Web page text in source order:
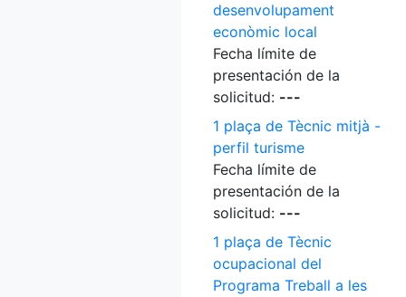
desenvolupament
econòmic local
Fecha límite de
presentación de la
solicitud: ---
1 plaça de Tècnic mitjà -
perfil turisme
Fecha límite de
presentación de la
solicitud: ---
1 plaça de Tècnic
ocupacional del
Programa Treball a les